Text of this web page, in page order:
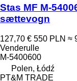
Stas MF M-
sættevogn
127,70 € 550 PLN ≈
Venderulle
M-5400600
Polen, Łódź
PT&M TRADE